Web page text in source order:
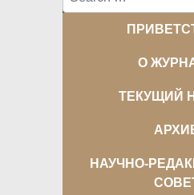
О
ТЕКУЩИЙ
НАУЧНО-